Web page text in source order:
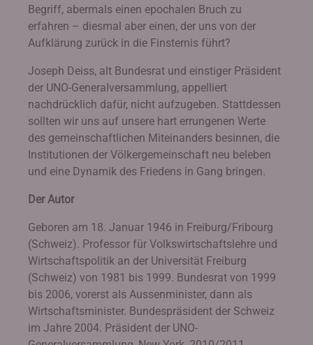
Begriff, abermals einen epochalen Bruch zu
erfahren – diesmal aber einen, der uns von der
Aufklärung zurück in die Finsternis führt?
Joseph Deiss, alt Bundesrat und einstiger Präsident
der UNO-Generalversammlung, appelliert
nachdrücklich dafür, nicht aufzugeben. Stattdessen
sollten wir uns auf unsere hart errungenen Werte
des gemeinschaftlichen Miteinanders besinnen, die
Institutionen der Völkergemeinschaft neu beleben
und eine Dynamik des Friedens in Gang bringen.
Der Autor
Geboren am 18. Januar 1946 in Freiburg/Fribourg
(Schweiz). Professor für Volkswirtschaftslehre und
Wirtschaftspolitik an der Universität Freiburg
(Schweiz) von 1981 bis 1999. Bundesrat von 1999
bis 2006, vorerst als Aussenminister, dann als
Wirtschaftsminister. Bundespräsident der Schweiz
im Jahre 2004. Präsident der UNO-